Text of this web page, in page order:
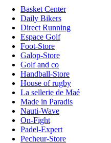
Basket Center
Daily Bikers
Direct Running
Espace Golf
Foot-Store
Galop-Store
Golf and co
Handball-Store
House of rugby
La sellerie de Maé
Made in Paradis
Nauti-Wave
On-Fight
Padel-Expert
Pecheur-Store